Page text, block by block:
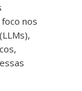
nos